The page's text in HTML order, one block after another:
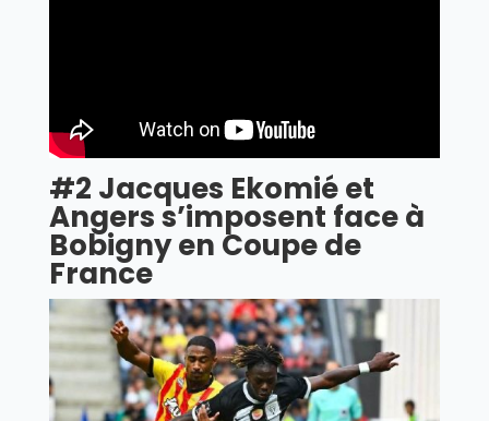
#2 Jacques Ekomié et
Angers s’imposent face à
Bobigny en Coupe de
France